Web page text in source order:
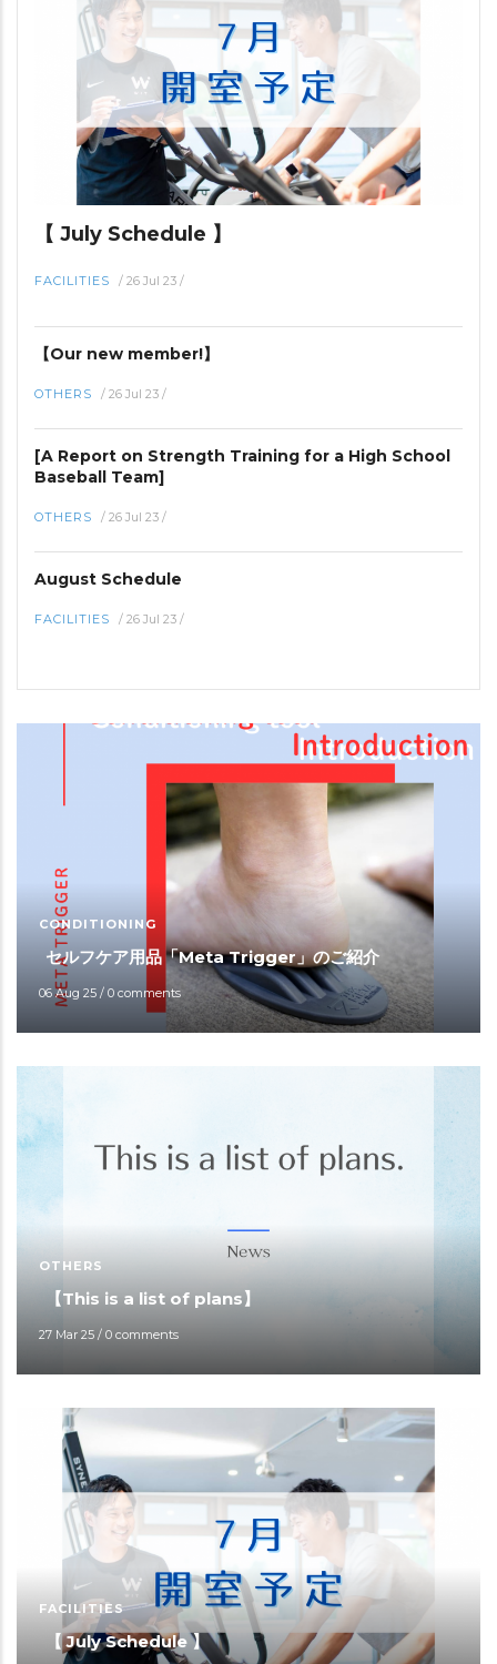
【 July Schedule 】
FACILITIES / 26 Jul 23 /
【Our new member!】
OTHERS / 26 Jul 23 /
[A Report on Strength Training for a High School
Baseball Team]
OTHERS / 26 Jul 23 /
August Schedule
FACILITIES / 26 Jul 23 /
CONDITIONING
セルフケア用品「Meta Trigger」のご紹介
06 Aug 25 / 0 comments
OTHERS
【This is a list of plans】
27 Mar 25 / 0 comments
FACILITIES
【 July Schedule 】